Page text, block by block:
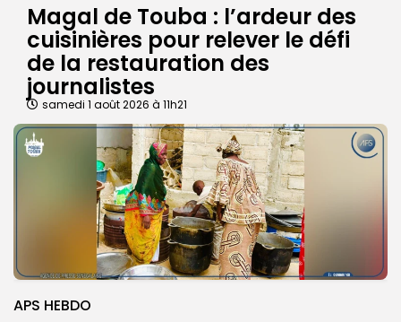
Magal de Touba : l’ardeur des
cuisinières pour relever le défi
de la restauration des
journalistes
samedi 1 août 2026 à 11h21
APS HEBDO